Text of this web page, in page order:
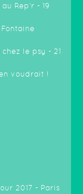
Rep'r - 19
le psy - 21
voudrait !
2017 - Paris